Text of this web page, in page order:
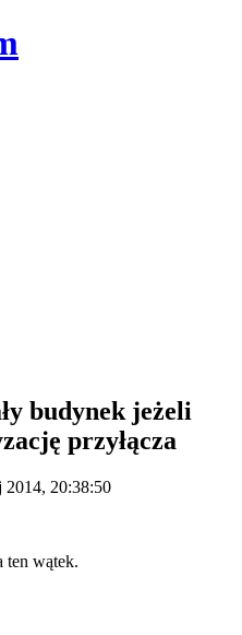
budynek jeżeli
przyłącza
2014, 20:38:50
ten wątek.